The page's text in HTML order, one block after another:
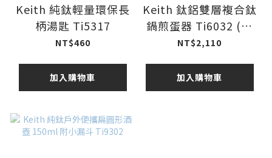
Keith 純鈦輕量環保長
柄湯匙 Ti5317
NT$460
加入購物車
Keith 鈦鋁雙層複合鈦
鍋煎蛋器 Ti6032 (附
收納袋)
NT$2,110
加入購物車